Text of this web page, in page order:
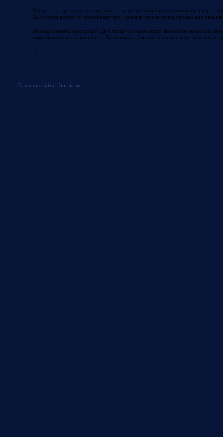
Олена стала детально рассматривать вещи, осторожно поднимая их и вертя
Мы стояли вдвоем в чужой квартире, трогали чужие вещи, громко
Почему именно прятаться? Да потому что мало кому захочется увидеть в
потребованные объяснения: «Да понимаете, мы тут из прошлого. Заглянули
-Олена, надо уходить отсюда.
Создание сайта - burjak.ru